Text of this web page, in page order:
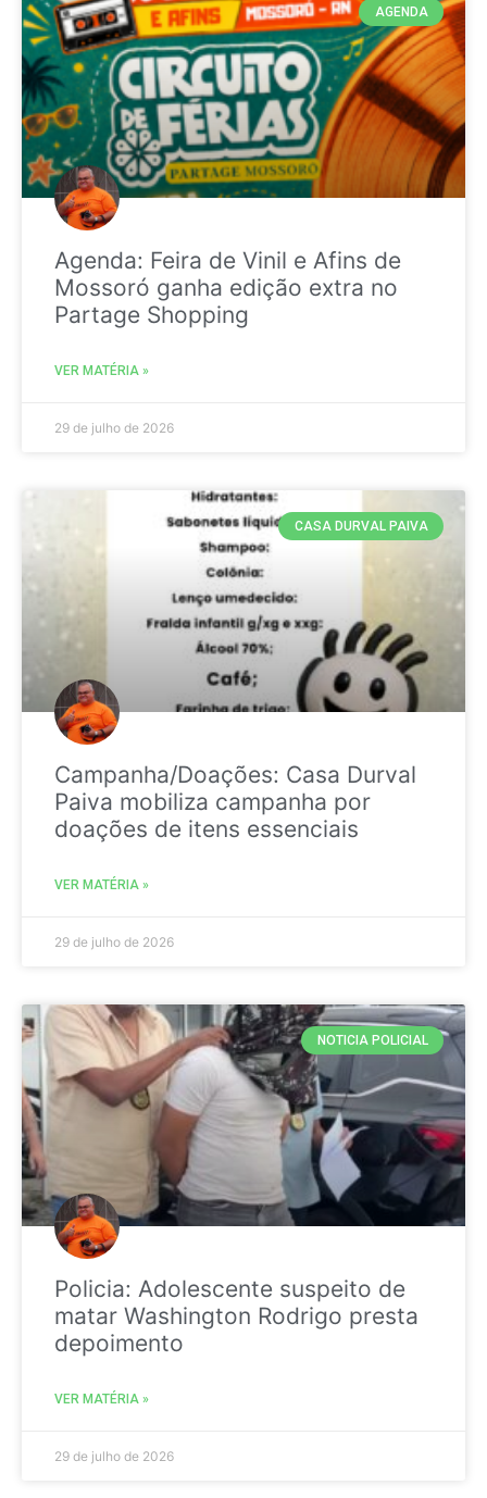
AGENDA
Agenda: Feira de Vinil e Afins de
Mossoró ganha edição extra no
Partage Shopping
VER MATÉRIA »
29 de julho de 2026
CASA DURVAL PAIVA
Campanha/Doações: Casa Durval
Paiva mobiliza campanha por
doações de itens essenciais
VER MATÉRIA »
29 de julho de 2026
NOTICIA POLICIAL
Policia: Adolescente suspeito de
matar Washington Rodrigo presta
depoimento
VER MATÉRIA »
29 de julho de 2026